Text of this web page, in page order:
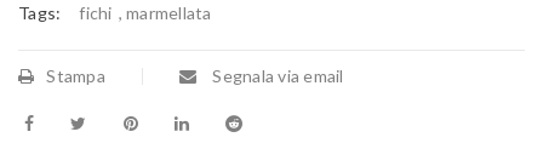
Tags: fichi , marmellata
Stampa Segnala via email